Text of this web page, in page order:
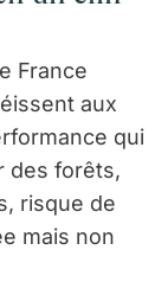
France
aux
qui
des forêts,
risque de
mais non